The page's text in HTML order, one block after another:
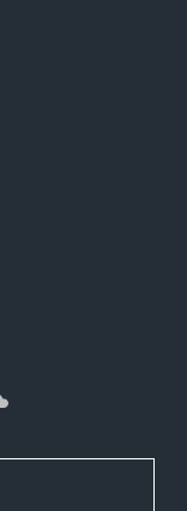
SoundCloud